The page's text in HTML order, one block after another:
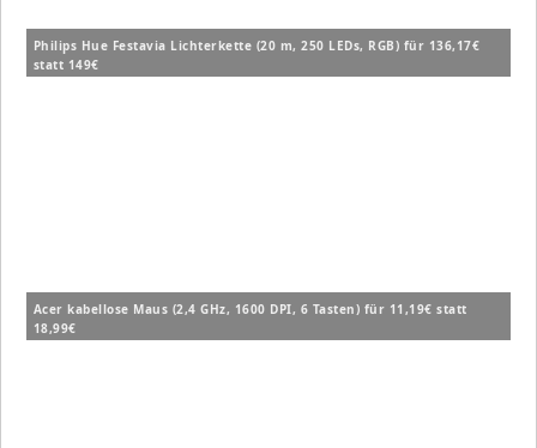
Philips Hue Festavia Lichterkette (20 m, 250 LEDs, RGB) für 136,17€
statt 149€
Acer kabellose Maus (2,4 GHz, 1600 DPI, 6 Tasten) für 11,19€ statt
18,99€